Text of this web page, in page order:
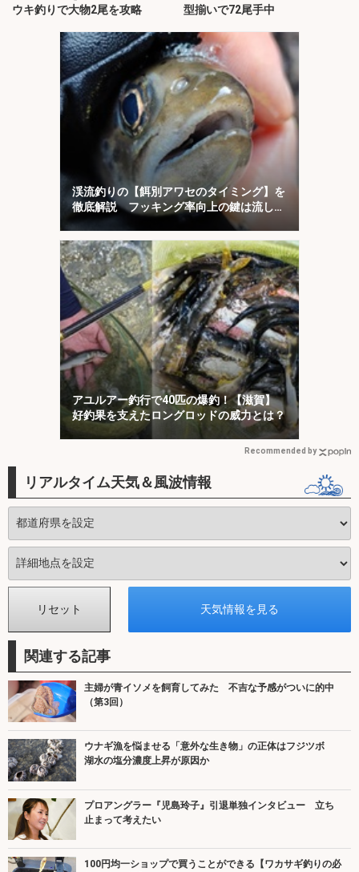
ウキ釣りで大物2尾を攻略
型揃いで72尾手中
渓流釣りの【餌別アワセのタイミング】を
徹底解説 フッキング率向上の鍵は流し方
にあり
アユルアー釣行で40匹の爆釣！【滋賀】
好釣果を支えたロングロッドの威力とは？
Recommended by
リアルタイム天気＆風波情報
関連する記事
主婦が青イソメを飼育してみた 不吉な予感がついに的中
（第3回）
ウナギ漁を悩ませる「意外な生き物」の正体はフジツボ
湖水の塩分濃度上昇が原因か
プロアングラー『児島玲子』引退単独インタビュー 立ち
止まって考えたい
100円均一ショップで買うことができる【ワカサギ釣りの必